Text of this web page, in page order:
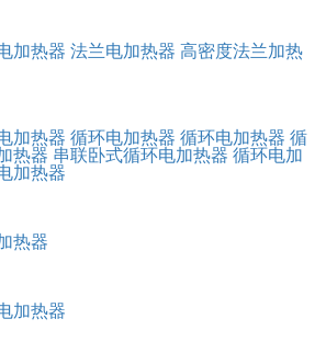
加热器 法兰电加热器 高密度法兰加热
加热器 循环电加热器 循环电加热器 循
热器 串联卧式循环电加热器 循环电加
加热器
热器
加热器